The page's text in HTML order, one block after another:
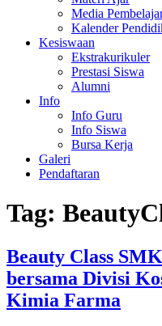
Media
Kalender
Kesiswaan
Ekstrakurikuler
Prestasi Siswa
Alumni
Info
Info Guru
Info Siswa
Bursa Kerja
Galeri
Pendaftaran
Tag:
Beauty Class
bersama Divisi
Kimia Farma